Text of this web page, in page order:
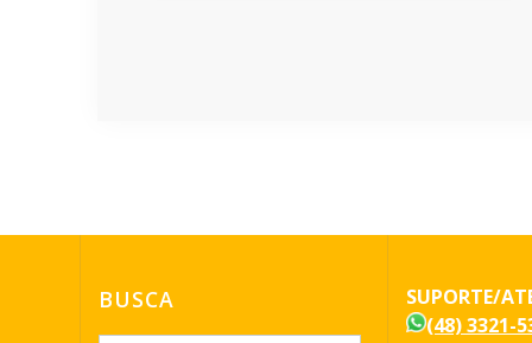
BUSCA
SUPORTE/
(48) 3321-